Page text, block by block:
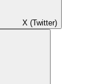
X (Twitter)